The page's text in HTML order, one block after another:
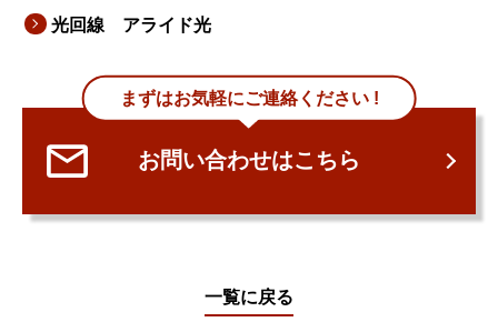
光回線 アライド光
まずはお気軽にご連絡ください !
お問い合わせはこちら
一覧に戻る